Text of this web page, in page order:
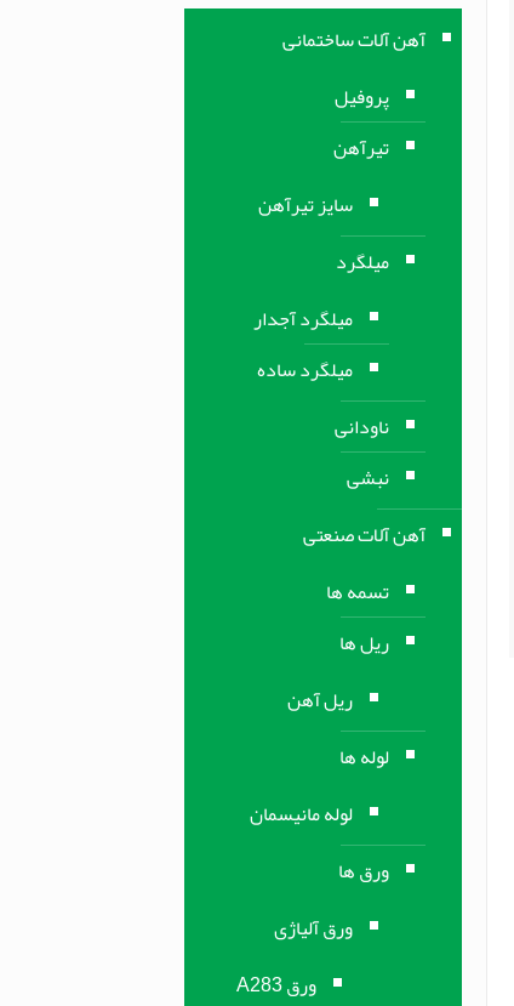
آهن آلات ساختمانی
پروفیل
تیرآهن
سایز تیرآهن
میلگرد
میلگرد آجدار
میلگرد ساده
ناودانی
نبشی
آهن آلات صنعتی
تسمه ها
ریل ها
ریل آهن
لوله ها
لوله مانیسمان
ورق ها
ورق آلیاژی
ورق A283